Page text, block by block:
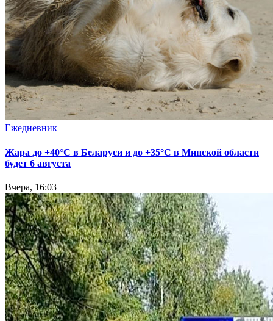
Ежедневник
Жара до +40°С в Беларуси и до +35°С в Минской области
будет 6 августа
Вчера, 16:03